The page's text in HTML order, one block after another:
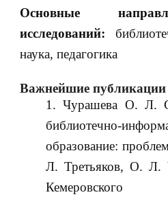
Основные
исследований:
наука, педагогика
Важнейшие публикации
Чурашева О. Л.
библиотечно-
образование:
Л. Третьяков, О. Л.
Кемеровского